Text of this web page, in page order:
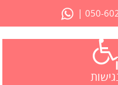
050-
|